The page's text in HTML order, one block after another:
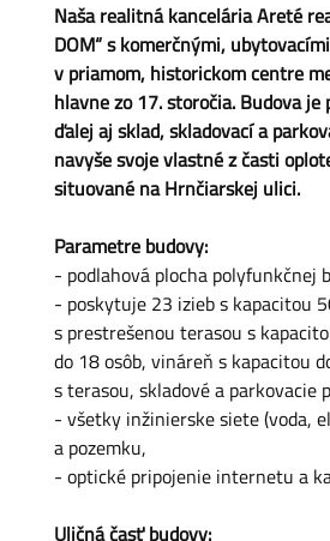
Naša realitná kancelária Areté
DOM“ s komerčnými,
v priamom, historickom centre
hlavne zo 17. storočia. Budova
ďalej aj sklad, skladovací a
navyše svoje vlastné z časti
situované na Hrnčiarskej ulici.
Parametre budovy:
- podlahová plocha polyfunkčnej
- poskytuje 23 izieb s kapacitou
s prestrešenou terasou s
do 18 osôb, vináreň s kapacitou
s terasou, skladové a parkovacie
- všetky inžinierske siete (voda,
a pozemku,
- optické pripojenie internetu a
Uličná časť budovy: